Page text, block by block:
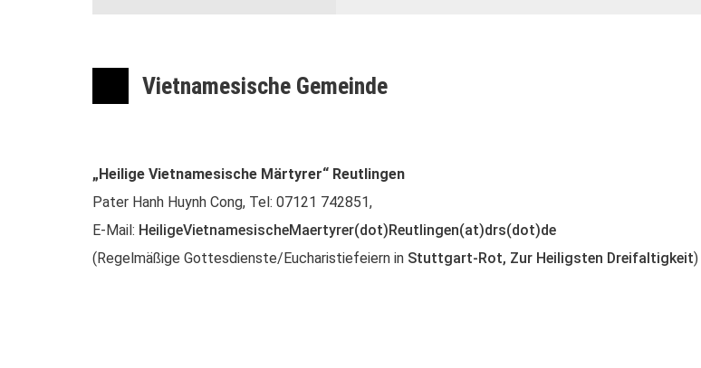
Vietnamesische Gemeinde
„Heilige Vietnamesische Märtyrer“ Reutlingen
Pater Hanh Huynh Cong, Tel: 07121 742851,
E-Mail: HeiligeVietnamesischeMaertyrer(dot)Reutlingen(at)drs(dot)de
(Regelmäßige Gottesdienste/Eucharistiefeiern in Stuttgart-Rot, Zur Heiligsten Dreifaltigkeit)